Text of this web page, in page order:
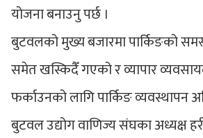
योजना बनाउनु पर्छ ।
बुटवलको मुख्य बजारमा पार्किङको
समेत खस्किदैँ गएको र व्यापार
फर्काउनको लागि पार्किङ
बुटवल उद्योग वाणिज्य संघका अध्यक्ष